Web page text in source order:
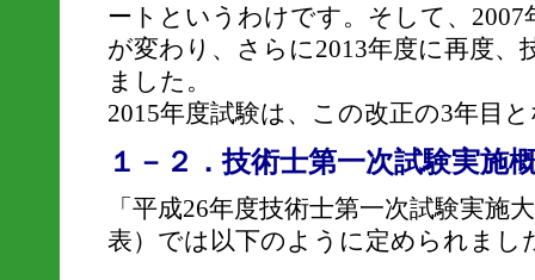
ートというわけです。そして、
が変わり、さらに2013年度に再度、
ました。
2015年度試験は、この改正の3年目
１－２．技術士第一次試験実施
「平成26年度技術士第一次試験実施
表）では以下のように定められまし